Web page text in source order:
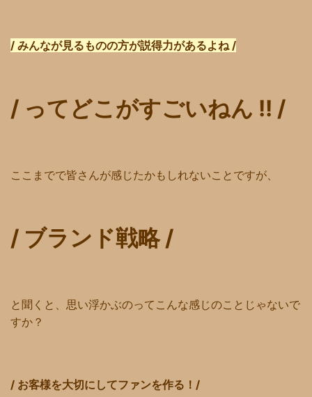
/ みんなが見るものの方が説得力があるよね /
/ ってどこがすごいねん !! /
ここまでで皆さんが感じたかもしれないことですが、
/ ブランド戦略 /
と聞くと、思い浮かぶのってこんな感じのことじゃないで
すか？
/ お客様を大切にしてファンを作る！/